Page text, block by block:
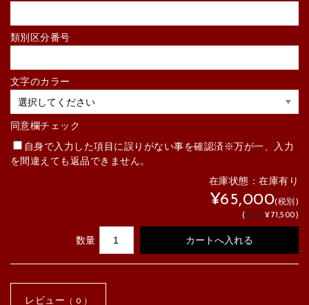
類別区分番号
文字のカラー
同意欄チェック
自身で入力した項目に誤りがない事を確認済※万が一、入力
を間違えても返品できません。
在庫状態：在庫有り
¥65,000(税別)
(税込 ¥71,500)
数量
レビュー （ 0 ）